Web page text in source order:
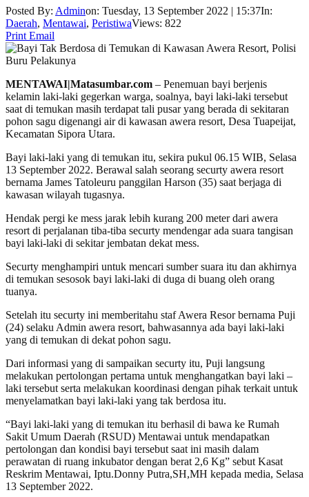
Posted By: Adminon: Tuesday, 13 September 2022 | 15:37In:
Daerah, Mentawai, PeristiwaViews: 822
Print Email
MENTAWAI|Matasumbar.com – Penemuan bayi berjenis
kelamin laki-laki gegerkan warga, soalnya, bayi laki-laki tersebut
saat di temukan masih terdapat tali pusar yang berada di sekitaran
pohon sagu digenangi air di kawasan awera resort, Desa Tuapeijat,
Kecamatan Sipora Utara.
Bayi laki-laki yang di temukan itu, sekira pukul 06.15 WIB, Selasa
13 September 2022. Berawal salah seorang securty awera resort
bernama James Tatoleuru panggilan Harson (35) saat berjaga di
kawasan wilayah tugasnya.
Hendak pergi ke mess jarak lebih kurang 200 meter dari awera
resort di perjalanan tiba-tiba securty mendengar ada suara tangisan
bayi laki-laki di sekitar jembatan dekat mess.
Securty menghampiri untuk mencari sumber suara itu dan akhirnya
di temukan sesosok bayi laki-laki di duga di buang oleh orang
tuanya.
Setelah itu securty ini memberitahu staf Awera Resor bernama Puji
(24) selaku Admin awera resort, bahwasannya ada bayi laki-laki
yang di temukan di dekat pohon sagu.
Dari informasi yang di sampaikan securty itu, Puji langsung
melakukan pertolongan pertama untuk menghangatkan bayi laki –
laki tersebut serta melakukan koordinasi dengan pihak terkait untuk
menyelamatkan bayi laki-laki yang tak berdosa itu.
“Bayi laki-laki yang di temukan itu berhasil di bawa ke Rumah
Sakit Umum Daerah (RSUD) Mentawai untuk mendapatkan
pertolongan dan kondisi bayi tersebut saat ini masih dalam
perawatan di ruang inkubator dengan berat 2,6 Kg” sebut Kasat
Reskrim Mentawai, Iptu.Donny Putra,SH,MH kepada media, Selasa
13 September 2022.